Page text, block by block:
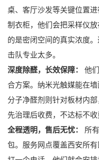
桌、客厅沙发等关键位置
制衣柜，他们会把采样仪
的是密闭空间的真实浓度
击队专业太多。
深度除醛，长效保障：
他
合方案。纳米光触媒能在
分子净醛剂则针对板材内
先治理后收费，不达标不收
全程透明，售后无忧：
所
包。服务网点覆盖西安所